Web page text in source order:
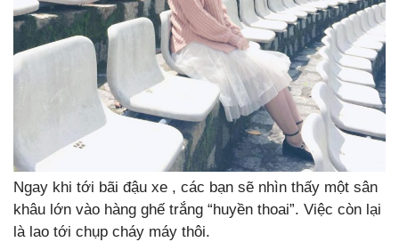
Ngay khi tới bãi đậu xe , các bạn sẽ nhìn thấy một sân
khâu lớn vào hàng ghế trắng “huyền thoai”. Việc còn lại
là lao tới chụp cháy máy thôi.